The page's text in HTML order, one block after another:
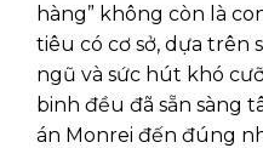
hàng” không còn là
tiêu có cơ sở, dựa trên
ngũ và sức hút khó
binh đều đã sẵn sàng
án Monrei đến đúng